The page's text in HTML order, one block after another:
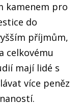
kamenem pro
do
příjmům,
celkovému
mají lidé s
více peněz